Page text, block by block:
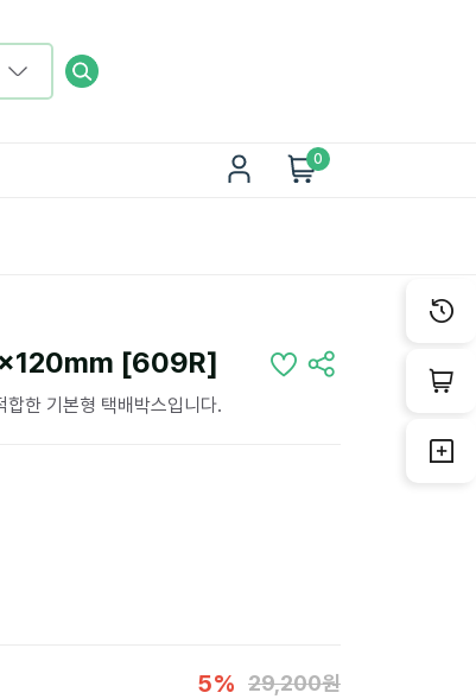
0
[609R]
한 기본형 택배박스입니다.
5% 29,200원